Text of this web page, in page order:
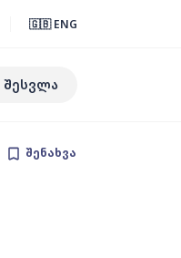
🇬🇧 ENG
შესვლა
შენახვა